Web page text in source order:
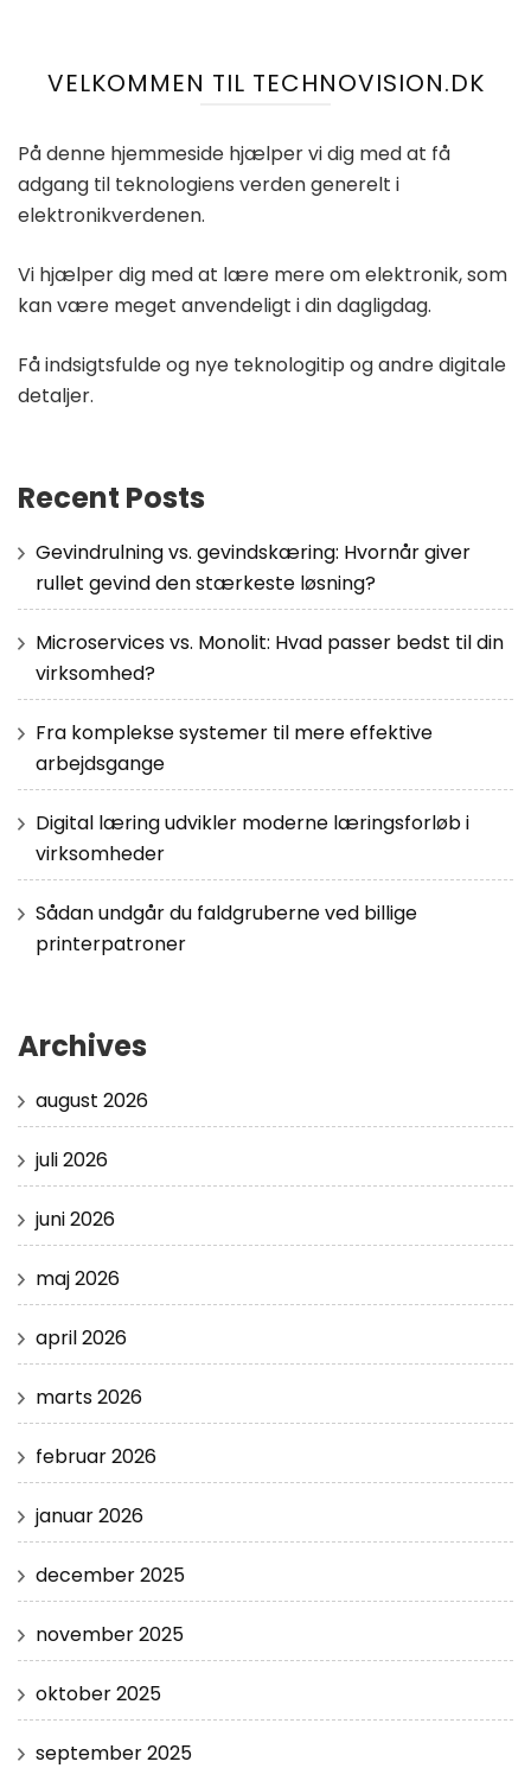
VELKOMMEN TIL TECHNOVISION.DK
På denne hjemmeside hjælper vi dig med at få
adgang til teknologiens verden generelt i
elektronikverdenen.
Vi hjælper dig med at lære mere om elektronik, som
kan være meget anvendeligt i din dagligdag.
Få indsigtsfulde og nye teknologitip og andre digitale
detaljer.
Recent Posts
Gevindrulning vs. gevindskæring: Hvornår giver
rullet gevind den stærkeste løsning?
Microservices vs. Monolit: Hvad passer bedst til din
virksomhed?
Fra komplekse systemer til mere effektive
arbejdsgange
Digital læring udvikler moderne læringsforløb i
virksomheder
Sådan undgår du faldgruberne ved billige
printerpatroner
Archives
august 2026
juli 2026
juni 2026
maj 2026
april 2026
marts 2026
februar 2026
januar 2026
december 2025
november 2025
oktober 2025
september 2025